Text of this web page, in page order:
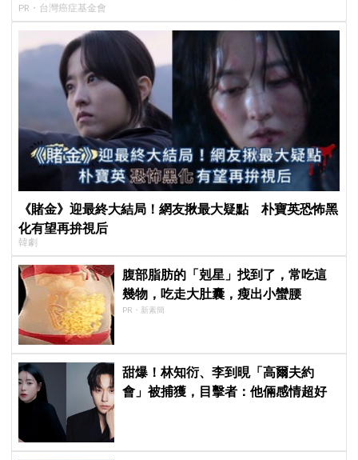
PR・台灣癌症基金會
《賭金》迎最終大結局！網友揪最大疑點 朴寶英恐怖黑
化有望再拚視后
韓劇
腹部脂肪的「剋星」找到了，常吃這
幾物，吃走大肚囊，瘦出小蠻腰
PR・新素簡
甜爆！林知衍、李到晛「高爾夫約
會」被捕獲，目擊者：他倆感情超好